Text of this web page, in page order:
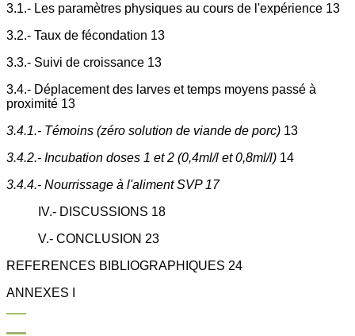
3.1.- Les paramètres physiques au cours de l'expérience 13
3.2.- Taux de fécondation 13
3.3.- Suivi de croissance 13
3.4.- Déplacement des larves et temps moyens passé à
proximité 13
3.4.1.- Témoins (zéro solution de viande de porc) 13
3.4.2.- Incubation doses 1 et 2 (0,4ml/l et 0,8ml/l) 14
3.4.4.- Nourrissage à l'aliment SVP 17
IV.- DISCUSSIONS 18
V.- CONCLUSION 23
REFERENCES BIBLIOGRAPHIQUES 24
ANNEXES I